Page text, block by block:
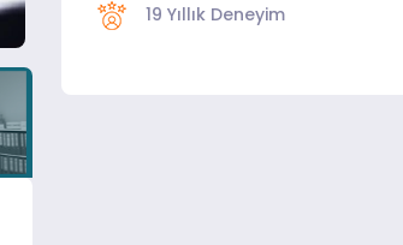
19 Yıllık Deneyim